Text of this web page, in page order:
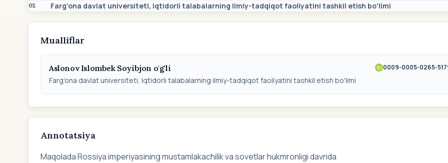
01 Farg'ona davlat universiteti, Iqtidorli talabalarning ilmiy-tadqiqot faoliyatini tashkil etish bo'limi
Mualliflar
Aslonov Islombek Soyibjon o'g'li
Farg'ona davlat universiteti, Iqtidorli talabalarning ilmiy-tadqiqot faoliyatini tashkil etish bo'limi
0009-0005-0265-
Annotatsiya
Maqolada Rossiya imperiyasining mustamlakachilik va sovetlar hukmronligi davrida